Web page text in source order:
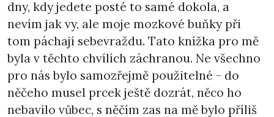
dny, kdy jedete posté to samé dokola, a
nevím jak vy, ale moje mozkové buňky při
tom páchají sebevraždu. Tato knížka pro mě
byla v těchto chvílích záchranou. Ne všechno
pro nás bylo samozřejmě použitelné - do
něčeho musel prcek ještě dozrát, něco ho
nebavilo vůbec, s něčím zas na mě bylo příliš